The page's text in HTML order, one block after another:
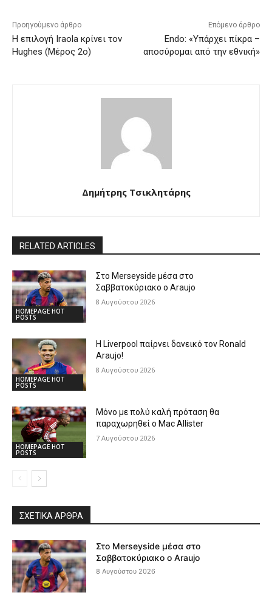
Προηγούμενο άρθρο
Η επιλογή Iraola κρίνει τον
Hughes (Μέρος 2ο)
Επόμενο άρθρο
Endo: «Υπάρχει πίκρα –
αποσύρομαι από την εθνική»
Δημήτρης Τσικλητάρης
RELATED ARTICLES
HOMEPAGE HOT
POSTS
Στο Merseyside μέσα στο
Σαββατοκύριακο ο Araujo
8 Αυγούστου 2026
HOMEPAGE HOT
POSTS
Η Liverpool παίρνει δανεικό τον Ronald
Araujo!
8 Αυγούστου 2026
HOMEPAGE HOT
POSTS
Μόνο με πολύ καλή πρόταση θα
παραχωρηθεί ο Mac Allister
7 Αυγούστου 2026
ΣΧΕΤΙΚΆ ΆΡΘΡΑ
Στο Merseyside μέσα στο
Σαββατοκύριακο ο Araujo
8 Αυγούστου 2026